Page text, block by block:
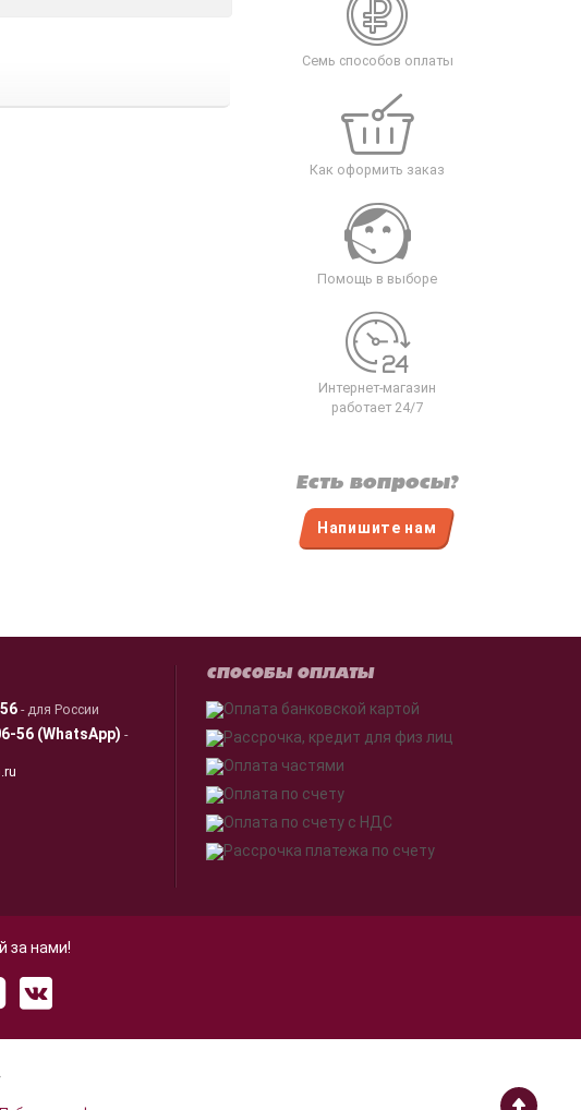
Семь способов оплаты
Как оформить заказ
Помощь в выборе
Интернет-магазин
работает 24/7
Есть вопросы?
Напишите нам
- для России
56 (WhatsApp) -
СПОСОБЫ ОПЛАТЫ
за нами!
обработки